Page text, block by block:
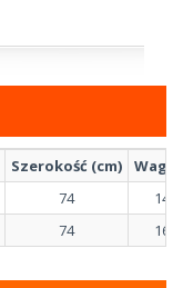
Szerokość (cm)
Waga
74
74